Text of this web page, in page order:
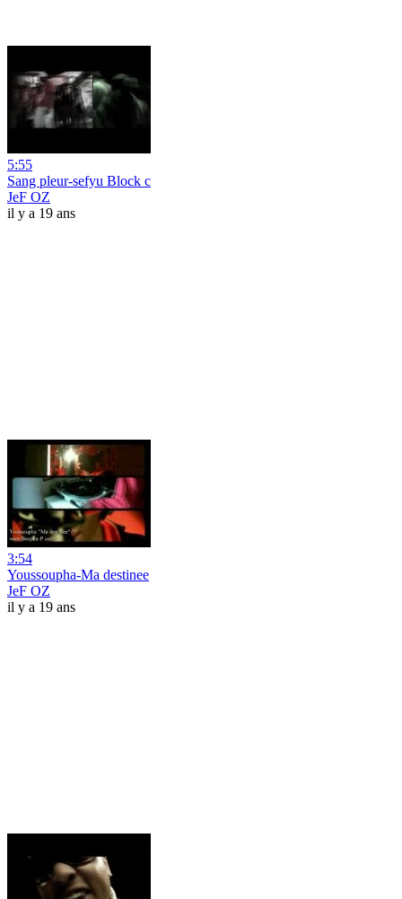
5:55
Sang pleur-sefyu Block c
JeF OZ
il y a 19 ans
3:54
Youssoupha-Ma destinee
JeF OZ
il y a 19 ans